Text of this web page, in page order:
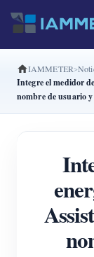
IAMMETER
Integre el medidor
nombre de usuario